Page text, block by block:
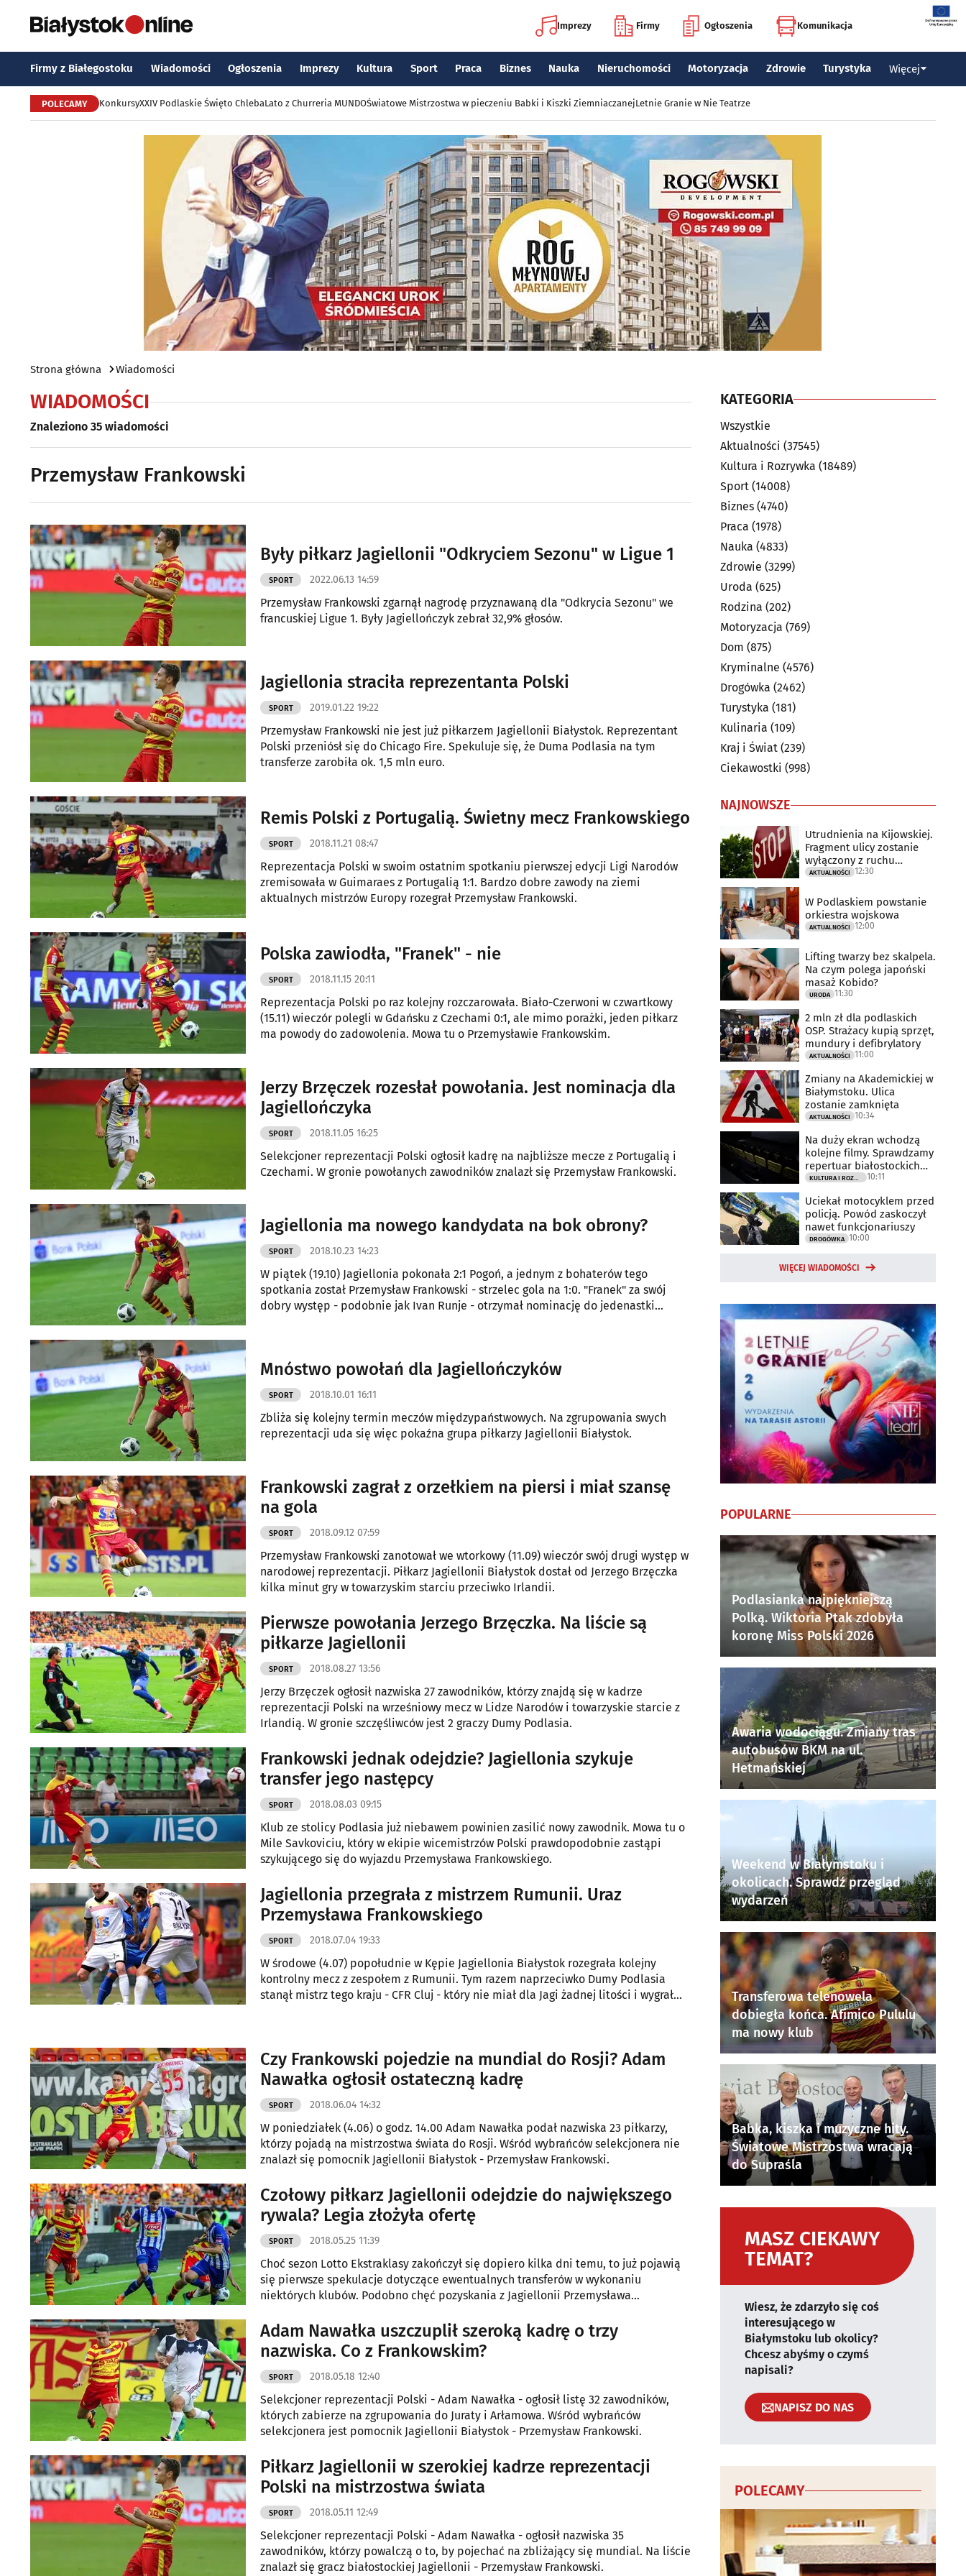
Imprezy Firmy Ogłoszenia Komunikacja
Firmy z Białegostoku Wiadomości Ogłoszenia Imprezy Kultura Sport Praca Biznes Nauka Nieruchomości Motoryzacja Zdrowie Turystyka Więcej
POLECAMY KonkursyXXIV Podlaskie Święto ChlebaLato z Churreria MUNDOŚwiatowe Mistrzostwa w pieczeniu Babki i Kiszki ZiemniaczanejLetnie Granie w Nie Teatrze
Strona główna Wiadomości
WIADOMOŚCI
Znaleziono 35 wiadomości
Przemysław Frankowski
Były piłkarz Jagiellonii "Odkryciem Sezonu" w Ligue 1
SPORT 2022.06.13 14:59
Przemysław Frankowski zgarnął nagrodę przyznawaną dla "Odkrycia Sezonu" we
francuskiej Ligue 1. Były Jagiellończyk zebrał 32,9% głosów.
Jagiellonia straciła reprezentanta Polski
SPORT 2019.01.22 19:22
Przemysław Frankowski nie jest już piłkarzem Jagiellonii Białystok. Reprezentant
Polski przeniósł się do Chicago Fire. Spekuluje się, że Duma Podlasia na tym
transferze zarobiła ok. 1,5 mln euro.
Remis Polski z Portugalią. Świetny mecz Frankowskiego
SPORT 2018.11.21 08:47
Reprezentacja Polski w swoim ostatnim spotkaniu pierwszej edycji Ligi Narodów
zremisowała w Guimaraes z Portugalią 1:1. Bardzo dobre zawody na ziemi
aktualnych mistrzów Europy rozegrał Przemysław Frankowski.
Polska zawiodła, "Franek" - nie
SPORT 2018.11.15 20:11
Reprezentacja Polski po raz kolejny rozczarowała. Biało-Czerwoni w czwartkowy
(15.11) wieczór polegli w Gdańsku z Czechami 0:1, ale mimo porażki, jeden piłkarz
ma powody do zadowolenia. Mowa tu o Przemysławie Frankowskim.
Jerzy Brzęczek rozesłał powołania. Jest nominacja dla
Jagiellończyka
SPORT 2018.11.05 16:25
Selekcjoner reprezentacji Polski ogłosił kadrę na najbliższe mecze z Portugalią i
Czechami. W gronie powołanych zawodników znalazł się Przemysław Frankowski.
Jagiellonia ma nowego kandydata na bok obrony?
SPORT 2018.10.23 14:23
W piątek (19.10) Jagiellonia pokonała 2:1 Pogoń, a jednym z bohaterów tego
spotkania został Przemysław Frankowski - strzelec gola na 1:0. "Franek" za swój
dobry występ - podobnie jak Ivan Runje - otrzymał nominację do jedenastki
Mnóstwo powołań dla Jagiellończyków
SPORT 2018.10.01 16:11
Zbliża się kolejny termin meczów międzypaństwowych. Na zgrupowania swych
reprezentacji uda się więc pokaźna grupa piłkarzy Jagiellonii Białystok.
Frankowski zagrał z orzełkiem na piersi i miał szansę
na gola
SPORT 2018.09.12 07:59
Przemysław Frankowski zanotował we wtorkowy (11.09) wieczór swój drugi występ w
narodowej reprezentacji. Piłkarz Jagiellonii Białystok dostał od Jerzego Brzęczka
kilka minut gry w towarzyskim starciu przeciwko Irlandii.
Pierwsze powołania Jerzego Brzęczka. Na liście są
piłkarze Jagiellonii
SPORT 2018.08.27 13:56
Jerzy Brzęczek ogłosił nazwiska 27 zawodników, którzy znajdą się w kadrze
reprezentacji Polski na wrześniowy mecz w Lidze Narodów i towarzyskie starcie z
Irlandią. W gronie szczęśliwców jest 2 graczy Dumy Podlasia.
Frankowski jednak odejdzie? Jagiellonia szykuje
transfer jego następcy
SPORT 2018.08.03 09:15
Klub ze stolicy Podlasia już niebawem powinien zasilić nowy zawodnik. Mowa tu o
Mile Savkoviciu, który w ekipie wicemistrzów Polski prawdopodobnie zastąpi
szykującego się do wyjazdu Przemysława Frankowskiego.
Jagiellonia przegrała z mistrzem Rumunii. Uraz
Przemysława Frankowskiego
SPORT 2018.07.04 19:33
W środowe (4.07) popołudnie w Kępie Jagiellonia Białystok rozegrała kolejny
kontrolny mecz z zespołem z Rumunii. Tym razem naprzeciwko Dumy Podlasia
stanął mistrz tego kraju - CFR Cluj - który nie miał dla Jagi żadnej litości i wygrał
Czy Frankowski pojedzie na mundial do Rosji? Adam
Nawałka ogłosił ostateczną kadrę
SPORT 2018.06.04 14:32
W poniedziałek (4.06) o godz. 14.00 Adam Nawałka podał nazwiska 23 piłkarzy,
którzy pojadą na mistrzostwa świata do Rosji. Wśród wybrańców selekcjonera nie
znalazł się pomocnik Jagiellonii Białystok - Przemysław Frankowski.
Czołowy piłkarz Jagiellonii odejdzie do największego
rywala? Legia złożyła ofertę
SPORT 2018.05.25 11:39
Choć sezon Lotto Ekstraklasy zakończył się dopiero kilka dni temu, to już pojawią
się pierwsze spekulacje dotyczące ewentualnych transferów w wykonaniu
niektórych klubów. Podobno chęć pozyskania z Jagiellonii Przemysława
Adam Nawałka uszczuplił szeroką kadrę o trzy
nazwiska. Co z Frankowskim?
SPORT 2018.05.18 12:40
Selekcjoner reprezentacji Polski - Adam Nawałka - ogłosił listę 32 zawodników,
których zabierze na zgrupowania do Juraty i Arłamowa. Wśród wybrańców
selekcjonera jest pomocnik Jagiellonii Białystok - Przemysław Frankowski.
Piłkarz Jagiellonii w szerokiej kadrze reprezentacji
Polski na mistrzostwa świata
SPORT 2018.05.11 12:49
Selekcjoner reprezentacji Polski - Adam Nawałka - ogłosił nazwiska 35
zawodników, którzy powalczą o to, by pojechać na zbliżający się mundial. Na liście
znalazł się gracz białostockiej Jagiellonii - Przemysław Frankowski.
KATEGORIA
Wszystkie
Aktualności (37545)
Kultura i Rozrywka (18489)
Sport (14008)
Biznes (4740)
Praca (1978)
Nauka (4833)
Zdrowie (3299)
Uroda (625)
Rodzina (202)
Motoryzacja (769)
Dom (875)
Kryminalne (4576)
Drogówka (2462)
Turystyka (181)
Kulinaria (109)
Kraj i Świat (239)
Ciekawostki (998)
NAJNOWSZE
Utrudnienia na Kijowskiej.
Fragment ulicy zostanie
wyłączony z ruchu
drogowego
AKTUALNOŚCI 12:30
W Podlaskiem powstanie
orkiestra wojskowa
AKTUALNOŚCI 12:00
Lifting twarzy bez skalpela.
Na czym polega japoński
masaż Kobido?
URODA 11:30
2 mln zł dla podlaskich
OSP. Strażacy kupią sprzęt,
mundury i defibrylatory
AKTUALNOŚCI 11:00
Zmiany na Akademickiej w
Białymstoku. Ulica
zostanie zamknięta
AKTUALNOŚCI 10:34
Na duży ekran wchodzą
kolejne filmy. Sprawdzamy
repertuar białostockich
kin
10:11
Uciekał motocyklem przed
policją. Powód zaskoczył
nawet funkcjonariuszy
DROGÓWKA 10:00
WIĘCEJ WIADOMOŚCI
POPULARNE
Podlasianka najpiękniejszą
Polką. Wiktoria Ptak zdobyła
koronę Miss Polski 2026
Awaria wodociągu. Zmiany tras
autobusów BKM na ul.
Hetmańskiej
Weekend w Białymstoku i
okolicach. Sprawdź przegląd
wydarzeń
Transferowa telenowela
dobiegła końca. Afimico Pululu
ma nowy klub
Babka, kiszka i muzyczne hity.
Światowe Mistrzostwa wracają
do Supraśla
MASZ CIEKAWY
TEMAT?
Wiesz, że zdarzyło się coś
interesującego w
Białymstoku lub okolicy?
Chcesz abyśmy o czymś
napisali?
NAPISZ DO NAS
POLECAMY